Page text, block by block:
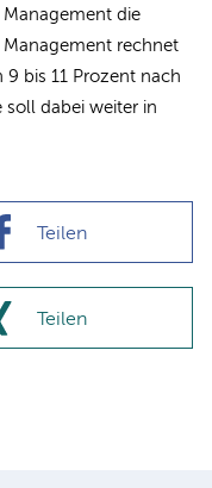
die
Management rechnet
bis 11 Prozent nach
soll dabei weiter in
Teilen
Teilen